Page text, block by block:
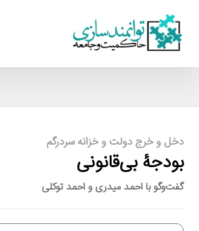
دخل و خرج دولت و خزانه سردرگم
بودجۀ بی‌قانونی
گفت‌وگو با احمد میدری و احمد توکلی